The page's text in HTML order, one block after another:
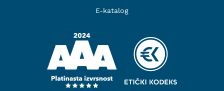
E-katalog